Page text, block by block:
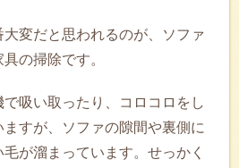
変だと思われるのが、ソファ
の掃除です。
吸い取ったり、コロコロをし
すが、ソファの隙間や裏側に
が溜まっています。せっかく